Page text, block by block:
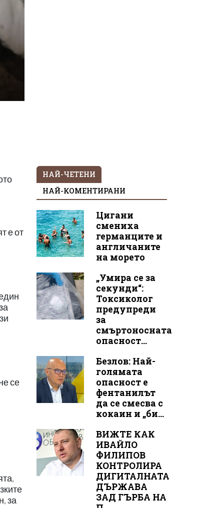
е от
се
за
НАЙ-ЧЕТЕНИ
НАЙ-КОМЕНТИРАНИ
Цигани
смениха
германците и
англичаните
на морето
„Умира се за
секунди“:
Токсиколог
предупреди
за
смъртоносната
опасност...
Безлов: Най-
голямата
опасност е
фентанилът
да се смесва с
кокаин и „би...
ВИЖТЕ КАК
ИВАЙЛО
ФИЛИПОВ
КОНТРОЛИРА
ДИГИТАЛНАТА
ДЪРЖАВА
ЗАД ГЪРБА НА